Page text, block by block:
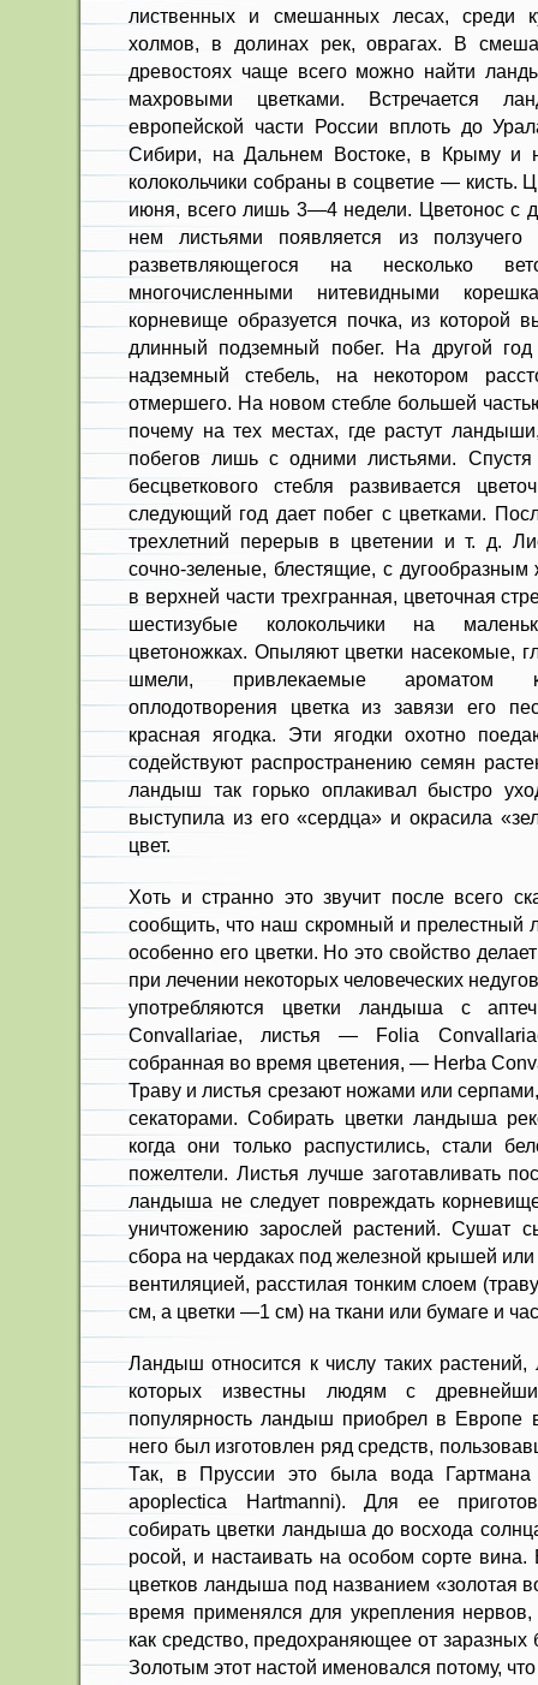
лиственных и смешанных лесах, среди
холмов, в долинах рек, оврагах. В
древостоях чаще всего можно найти
махровыми цветками. Встречается
европейской части России вплоть до
Сибири, на Дальнем Востоке, в Крыму и
колокольчики собраны в соцветие — кисть.
июня, всего лишь 3—4 недели. Цветонос с
нем листьями появляется из ползучего
разветвляющегося на несколько
многочисленными нитевидными
корневище образуется почка, из которой
длинный подземный побег. На другой
надземный стебель, на некотором
отмершего. На новом стебле большей
почему на тех местах, где растут
побегов лишь с одними листьями.
бесцветкового стебля развивается
следующий год дает побег с цветками.
трехлетний перерыв в цветении и т. д.
сочно-зеленые, блестящие, с
в верхней части трехгранная, цветочная
шестизубые колокольчики на
цветоножках. Опыляют цветки насекомые,
шмели, привлекаемые ароматом
оплодотворения цветка из завязи его
красная ягодка. Эти ягодки охотно
содействуют распространению семян
ландыш так горько оплакивал быстро
выступила из его «сердца» и окрасила
цвет.
Хоть и странно это звучит после всего
сообщить, что наш скромный и прелестный
особенно его цветки. Но это свойство
при лечении некоторых человеческих
употребляются цветки ландыша с
Convallariae, листья — Folia
собранная во время цветения, — Herba
Траву и листья срезают ножами или
секаторами. Собирать цветки ландыша
когда они только распустились, стали
пожелтели. Листья лучше заготавливать
ландыша не следует повреждать
уничтожению зарослей растений. Сушат
сбора на чердаках под железной крышей
вентиляцией, расстилая тонким слоем
см, а цветки —1 см) на ткани или бумаге и
Ландыш относится к числу таких растений,
которых известны людям с
популярность ландыш приобрел в Европе
него был изготовлен ряд средств,
Так, в Пруссии это была вода
apoplectica Hartmanni). Для ее
собирать цветки ландыша до восхода
росой, и настаивать на особом сорте
цветков ландыша под названием «золотая
время применялся для укрепления
как средство, предохраняющее от заразных
Золотым этот настой именовался потому,